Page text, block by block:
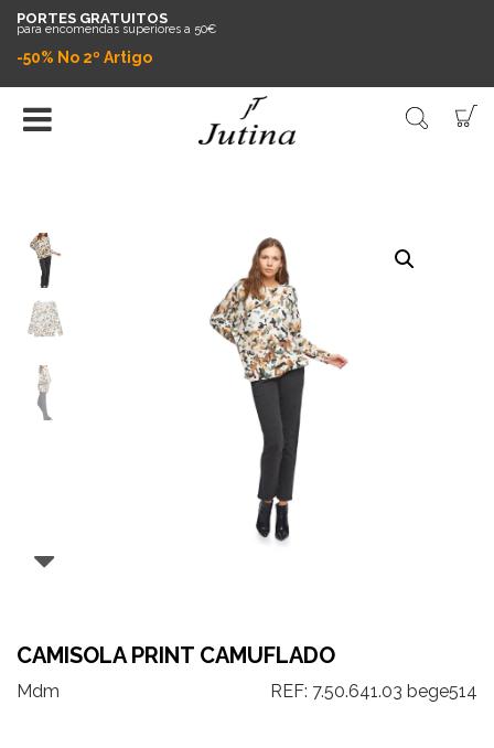
PORTES GRATUITOS
para encomendas superiores a 50€
-50% No 2º Artigo
CAMISOLA PRINT CAMUFLADO
Mdm REF: 7.50.641.03 bege514